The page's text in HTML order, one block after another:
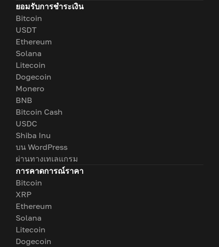
ยอมรับการชำระเงิน
Bitcoin
USDT
Ethereum
Solana
Litecoin
Dogecoin
Monero
BNB
Bitcoin Cash
USDC
Shiba Inu
บน WordPress
ผ่านทางเทเลแกรม
การคาดการณ์ราคา
Bitcoin
XRP
Ethereum
Solana
Litecoin
Dogecoin